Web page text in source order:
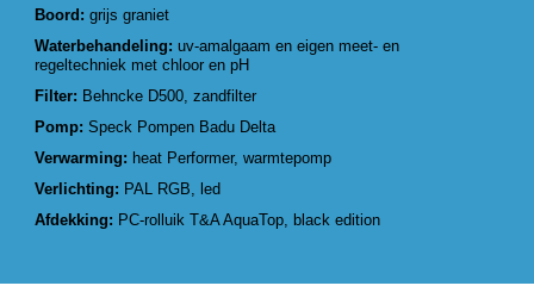
Boord:grijs graniet
Waterbehandeling: uv-amalgaam en eigen meet- en
regeltechniek met chloor en pH
Filter: Behncke D500, zandfilter
Pomp: Speck Pompen Badu Delta
Verwarming: heat Performer, warmtepomp
Verlichting: PAL RGB, led
Afdekking: PC-rolluik T&A AquaTop, black edition